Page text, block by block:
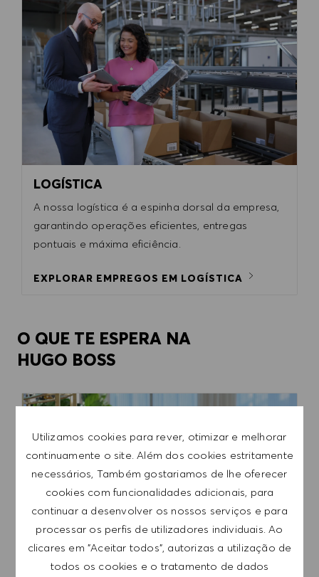
Utilizamos cookies para rever, otimizar e melhorar
continuamente o site. Além dos cookies estritamente
necessários, Também gostariamos de lhe oferecer
cookies com funcionalidades adicionais, para
continuar a desenvolver os nossos serviços e para
processar os perfis de utilizadores individuais. Ao
clicares em "Aceitar todos", autorizas a utilização de
todos os cookies e o tratamento de dados
LOGÍSTICA
A nossa logística é a espinha dorsal da empresa,
garantindo operações eficientes, entregas
pontuais e máxima eficiência.
EXPLORAR EMPREGOS EM LOGÍSTICA
O QUE TE ESPERA NA
HUGO BOSS